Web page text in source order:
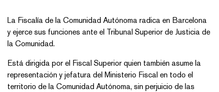
La Fiscalía de la Comunidad Autónoma radica en Barcelona
y ejerce sus funciones ante el Tribunal Superior de Justicia de
la Comunidad.
Está dirigida por el Fiscal Superior quien también asume la
representación y jefatura del Ministerio Fiscal en todo el
territorio de la Comunidad Autónoma, sin perjuicio de las